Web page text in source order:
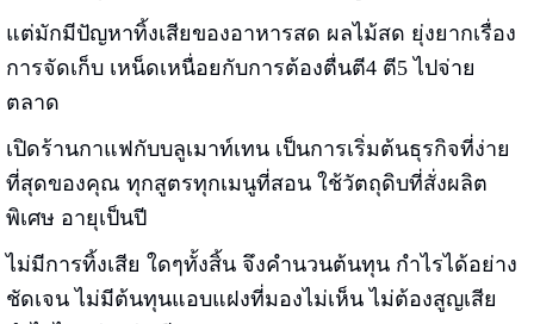
แต่มักมีปัญหาทิ้งเสียของอาหารสด ผลไม้สด ยุ่งยากเรื่อง
การจัดเก็บ เหน็ดเหนื่อยกับการต้องตื่นตี4 ตี5 ไปจ่าย
ตลาด
เปิดร้านกาแฟกับบลูเมาท์เทน เป็นการเริ่มต้นธุรกิจที่ง่าย
ที่สุดของคุณ ทุกสูตรทุกเมนูที่สอน ใช้วัตถุดิบที่สั่งผลิต
พิเศษ อายุเป็นปี
ไม่มีการทิ้งเสีย ใดๆทั้งสิ้น จึงคำนวนต้นทุน กำไรได้อย่าง
ชัดเจน ไม่มีต้นทุนแอบแฝงที่มองไม่เห็น ไม่ต้องสูญเสีย